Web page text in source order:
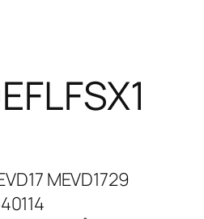
MEVD1729